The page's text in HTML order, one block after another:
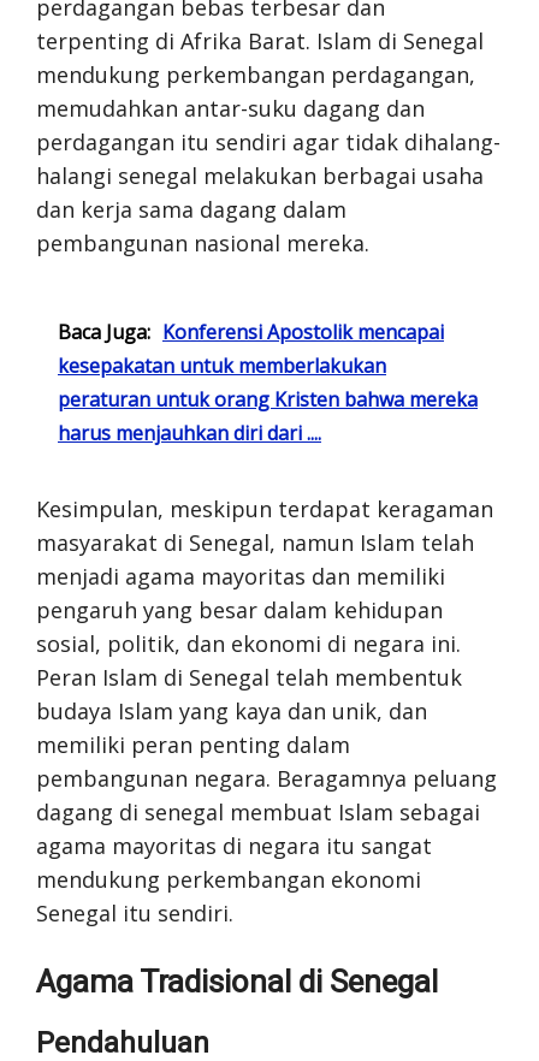
perdagangan bebas terbesar dan
terpenting di Afrika Barat. Islam di Senegal
mendukung perkembangan perdagangan,
memudahkan antar-suku dagang dan
perdagangan itu sendiri agar tidak dihalang-
halangi senegal melakukan berbagai usaha
dan kerja sama dagang dalam
pembangunan nasional mereka.
Baca Juga: Konferensi Apostolik mencapai
kesepakatan untuk memberlakukan
peraturan untuk orang Kristen bahwa mereka
harus menjauhkan diri dari ....
Kesimpulan, meskipun terdapat keragaman
masyarakat di Senegal, namun Islam telah
menjadi agama mayoritas dan memiliki
pengaruh yang besar dalam kehidupan
sosial, politik, dan ekonomi di negara ini.
Peran Islam di Senegal telah membentuk
budaya Islam yang kaya dan unik, dan
memiliki peran penting dalam
pembangunan negara. Beragamnya peluang
dagang di senegal membuat Islam sebagai
agama mayoritas di negara itu sangat
mendukung perkembangan ekonomi
Senegal itu sendiri.
Agama Tradisional di Senegal
Pendahuluan